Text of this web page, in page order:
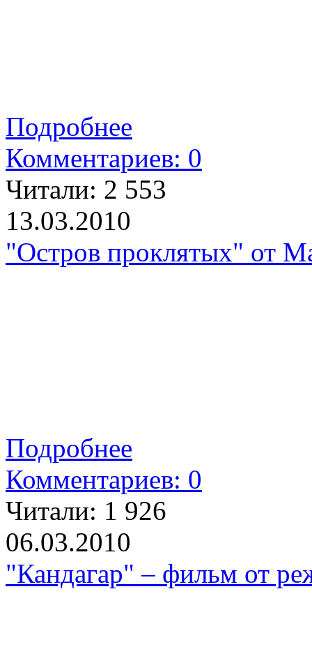
Подробнее
Комментариев: 0
Читали: 2 553
13.03.2010
"Остров проклятых" от
Подробнее
Комментариев: 0
Читали: 1 926
06.03.2010
"Кандагар" – фильм от